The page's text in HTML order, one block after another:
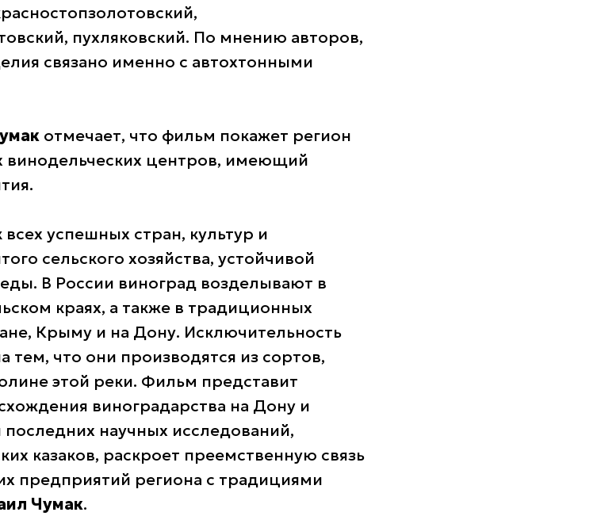
пухляковский. По мнению авторов,
связано именно с автохтонными
отмечает, что фильм покажет регион
винодельческих центров, имеющий
успешных стран, культур и
сельского хозяйства, устойчивой
В России виноград возделывают в
краях, а также в традиционных
Крыму и на Дону. Исключительность
тем, что они производятся из сортов,
этой реки. Фильм представит
виноградарства на Дону и
научных исследований,
казаков, раскроет преемственную связь
предприятий региона с традициями
Чумак.